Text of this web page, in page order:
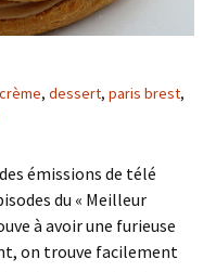
crème, dessert, paris brest,
émissions de télé
du « Meilleur
à avoir une furieuse
on trouve facilement